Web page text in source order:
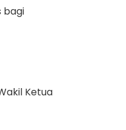
bagi
Ketua